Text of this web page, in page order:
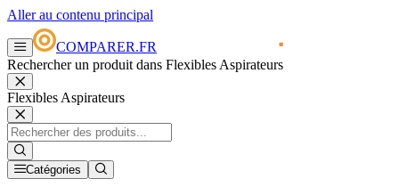
Aller au contenu principal
COMPARER.FR
Rechercher un produit dans Flexibles Aspirateurs
Flexibles Aspirateurs
Catégories